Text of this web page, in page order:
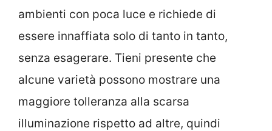
ambienti con poca luce e richiede di
essere innaffiata solo di tanto in tanto,
senza esagerare. Tieni presente che
alcune varietà possono mostrare una
maggiore tolleranza alla scarsa
illuminazione rispetto ad altre, quindi